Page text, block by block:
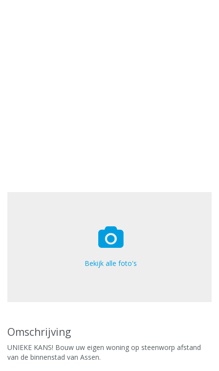
Bekijk alle foto's
Omschrijving
UNIEKE KANS! Bouw uw eigen woning op steenworp afstand
van de binnenstad van Assen.